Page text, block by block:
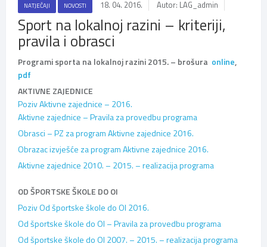
NATJEČAJI NOVOSTI 18. 04. 2016. Autor: LAG_admin
Sport na lokalnoj razini – kriteriji,
pravila i obrasci
Programi sporta na lokalnoj razini 2015. – brošura online,
pdf
AKTIVNE ZAJEDNICE
Poziv Aktivne zajednice – 2016.
Aktivne zajednice – Pravila za provedbu programa
Obrasci – PZ za program Aktivne zajednice 2016.
Obrazac izvješće za program Aktivne zajednice 2016.
Aktivne zajednice 2010. – 2015. – realizacija programa
OD ŠPORTSKE ŠKOLE DO OI
Poziv Od športske škole do OI 2016.
Od športske škole do OI – Pravila za provedbu programa
Od športske škole do OI 2007. – 2015. – realizacija programa